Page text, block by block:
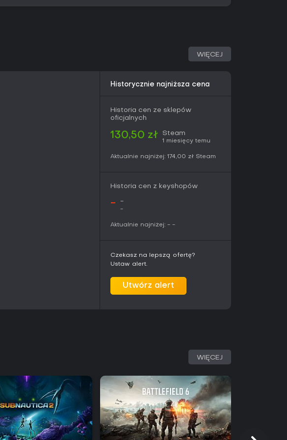
WIĘCEJ
Historycznie najniższa cena
Historia cen ze sklepów
oficjalnych
130,50 zł Steam
1 miesięcy temu
Aktualnie najniżej: 174,00 zł Steam
Historia cen z keyshopów
- -
-
Aktualnie najniżej: - -
Czekasz na lepszą ofertę?
Ustaw alert.
Utwórz alert
WIĘCEJ